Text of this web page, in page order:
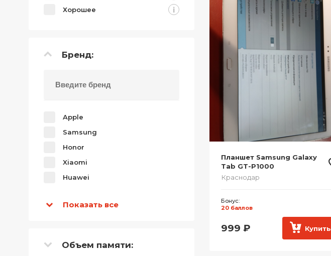
Хорошее i
Бренд:
Apple
Samsung
Honor
Xiaomi
Huawei
Показать все
Объем памяти:
Планшет Samsung Galaxy
Tab GT-P1000
Краснодар
Бонус:
20 баллов
999 ₽ Купить